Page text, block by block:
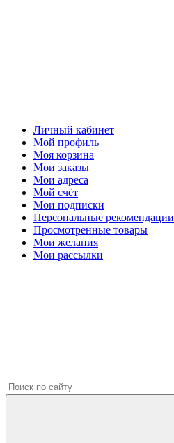
Личный кабинет
Мой профиль
Моя корзина
Мои заказы
Мои адреса
Мой счёт
Мои подписки
Персональные рекомендации
Просмотренные товары
Мои желания
Мои рассылки